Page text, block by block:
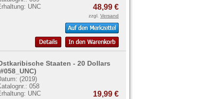
UNC
48,99 €
zzgl. Versand
Staaten - 20 Dollars
(2019)
058
UNC
19,99 €